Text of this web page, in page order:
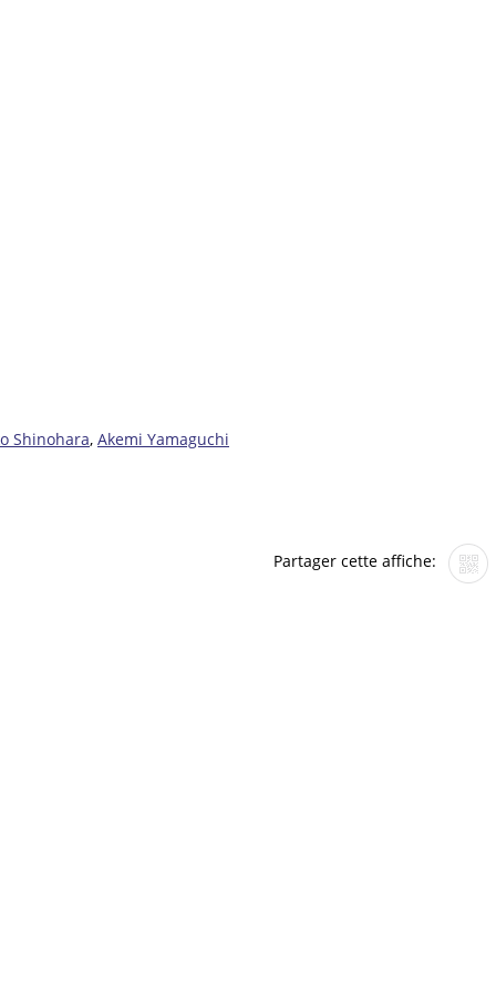
Shinohara, Akemi Yamaguchi
Partager cette affiche: